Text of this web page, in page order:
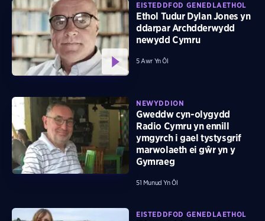
EISTEDDFOD GENEDLAETHOL
Ethol Tudur Dylan Jones yn
ddarpar Archdderwydd
newydd Cymru
5 Awr Yn Ôl
NEWYDDION
Gweddw cyn-olygydd
Radio Cymru yn ennill
ymgyrch i gael tystysgrif
marwolaeth ei gŵr yn y
Gymraeg
51 Munud Yn Ôl
EISTEDDFOD GENEDLAETHOL